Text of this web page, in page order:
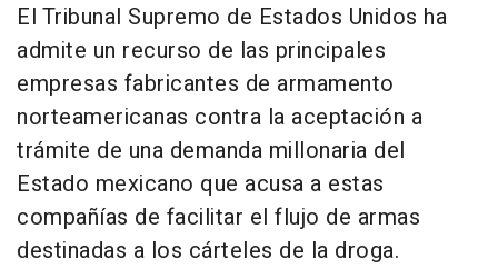
El Tribunal Supremo de Estados Unidos ha
admite un recurso de las principales
empresas fabricantes de armamento
norteamericanas contra la aceptación a
trámite de una demanda millonaria del
Estado mexicano que acusa a estas
compañías de facilitar el flujo de armas
destinadas a los cárteles de la droga.